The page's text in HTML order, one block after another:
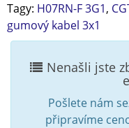
Tagy: H07RN-F 3G1,
gumový kabel 3x1
Nenašli jste
Pošlete nám
připravíme